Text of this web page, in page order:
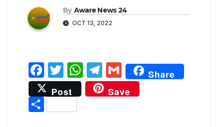
By Aware News 24
OCT 13, 2022
F
a
c
e
T
w
it
te
W
h
at
T
el
e
G
m
ai
Share
Post
Save
S